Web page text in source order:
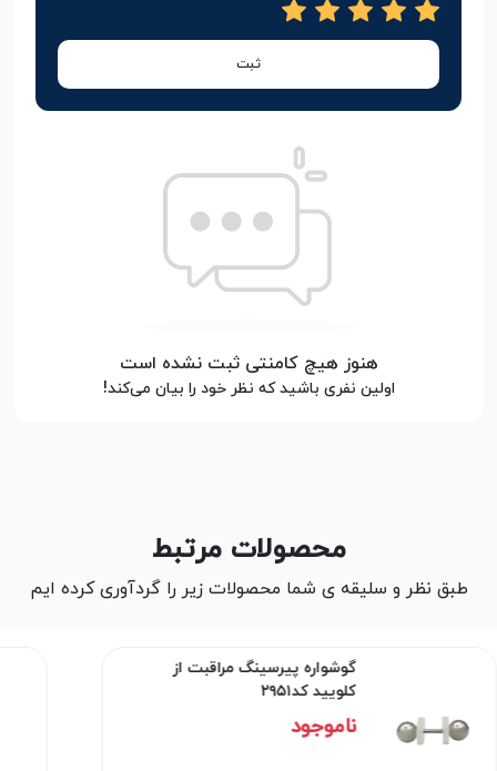
ثبت
هنوز هیچ کامنتی ثبت نشده است
اولین نفری باشید که نظر خود را بیان می‌کند!
محصولات مرتبط
طبق نظر و سلیقه ی شما محصولات زیر را گردآوری کرده ایم
گوشواره پیرسینگ مراقبت از
کلویید کد۲۹۵۱
ناموجود